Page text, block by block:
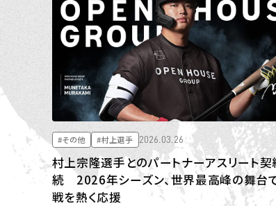
#その他 #村上選手 2026.03.26
村上宗隆選手とのパートナーアスリート
続 2026年シーズン、世界最高峰の舞台
戦を熱く応援